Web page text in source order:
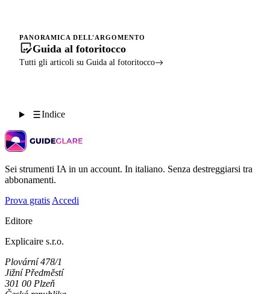
PANORAMICA DELL'ARGOMENTO
Guida al fotoritocco
Tutti gli articoli su Guida al fotoritocco
Indice
Sei strumenti IA in un account. In italiano. Senza destreggiarsi tra
abbonamenti.
Prova gratis Accedi
Editore
Explicaire s.r.o.
Plovární 478/1
Jižní Předměstí
301 00 Plzeň